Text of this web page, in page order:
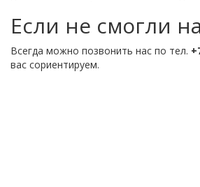
Если не смогли
Всегда можно позвонить нас по тел.
вас сориентируем.